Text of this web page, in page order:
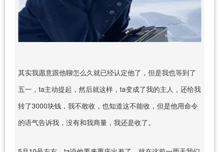
其实我愿意跟他聊怎么久就已经认定他了，但是我也等到了
五一，ta主动提起，然后就这样，ta变成了我的主人，还给我
转了3000块钱，我不敢收，也知道这不能收，但是他用命令
的语气告诉我，没有和我商量，我还是收了。